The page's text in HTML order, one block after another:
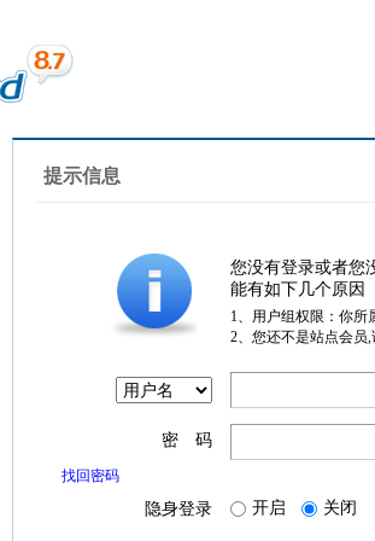
提示信息
您没有登录或者您
能有如下几个原因
1、用户组权限：你所
2、您还不是站点会员
密 码
找回密码
隐身登录 开启 关闭